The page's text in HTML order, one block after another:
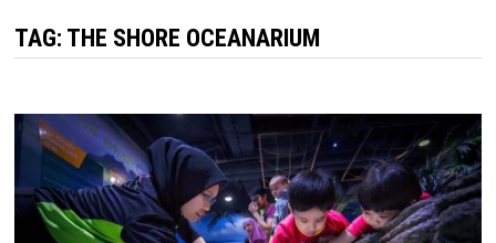
TAG: THE SHORE OCEANARIUM